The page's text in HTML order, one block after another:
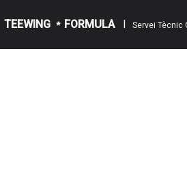
TEEWING * FORMULA I Servei Tècnic